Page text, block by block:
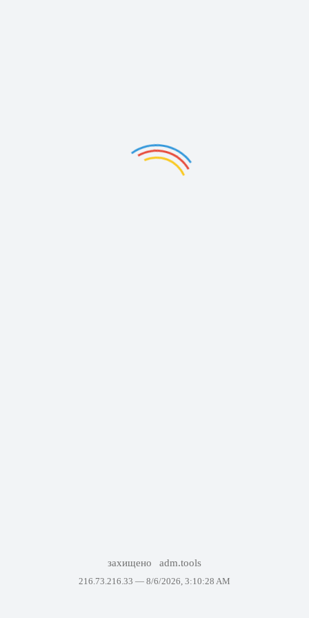
захищено adm.tools
216.73.216.33 — 8/6/2026, 3:10:28 AM